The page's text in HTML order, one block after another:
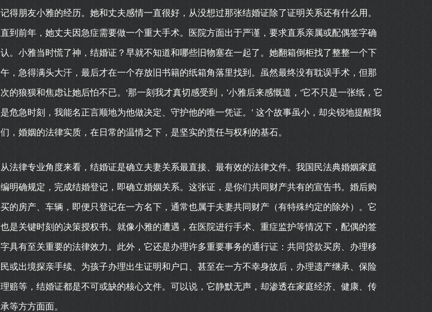
记得朋友小雅的经历。她和丈夫感情一直很好，从没想过那张结婚证除了证明关系还有什么用。
直到前年，她丈夫因急症需要做一个重大手术。医院方面出于严谨，要求直系亲属或配偶签字确
认。小雅当时慌了神，结婚证？早就不知道和哪些旧物塞在一起了。她翻箱倒柜找了整整一个下
午，急得满头大汗，最后才在一个存放旧书籍的纸箱角落里找到。虽然最终没有耽误手术，但那
次的狼狈和焦虑让她后怕不已。‘那一刻我才真切感受到，’小雅后来感慨道，‘它不只是一张纸，它
是危急时刻，我能名正言顺地为他做决定、守护他的唯一凭证。’ 这个故事虽小，却尖锐地提醒我
们，婚姻的法律实质，在日常的温情之下，是坚实的责任与权利的基石。
从法律专业角度来看，结婚证是确立夫妻关系最直接、最有效的法律文件。我国民法典婚姻家庭
编明确规定，完成结婚登记，即确立婚姻关系。这张证，是你们共同财产共有的宣告书。婚后购
买的房产、车辆，即便只登记在一方名下，通常也属于夫妻共同财产（有特殊约定的除外）。它
也是关键时刻的决策授权书。就像小雅的遭遇，在医院进行手术、重症监护等情况下，配偶的签
字具有至关重要的法律效力。此外，它还是办理许多重要事务的通行证：共同贷款买房、办理移
民或出境探亲手续、为孩子办理出生证明和户口、甚至在一方不幸身故后，办理遗产继承、保险
理赔等，结婚证都是不可或缺的核心文件。可以说，它静默无声，却渗透在家庭经济、健康、传
承等方方面面。